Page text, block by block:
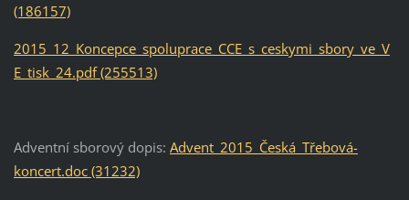
(186157)
2015_12_Koncepce_spoluprace_CCE_s_ceskymi_sbory_ve_V
E_tisk_24.pdf (255513)
Adventní sborový dopis: Advent_2015_Česká_Třebová-
koncert.doc (31232)